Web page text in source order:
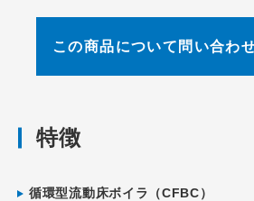
この商品について問い合わ
特徴
循環型流動床ボイラ（CFBC）